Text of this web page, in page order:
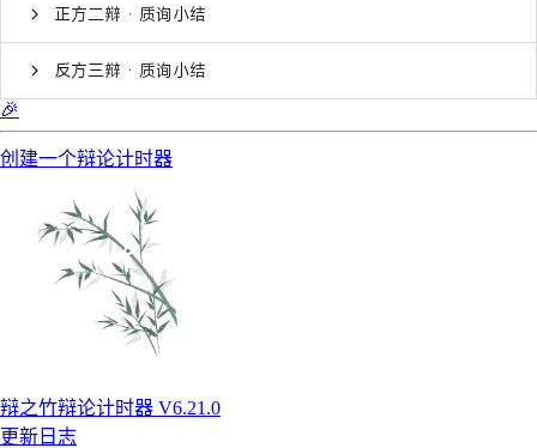
正方二辩 · 质询小结
反方三辩 · 质询小结
🎉
创建一个辩论计时器
辩之竹辩论计时器 V6.21.0
更新日志